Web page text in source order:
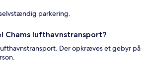
parkering.
Chams lufthavnstransport?
Der opkræves et gebyr på